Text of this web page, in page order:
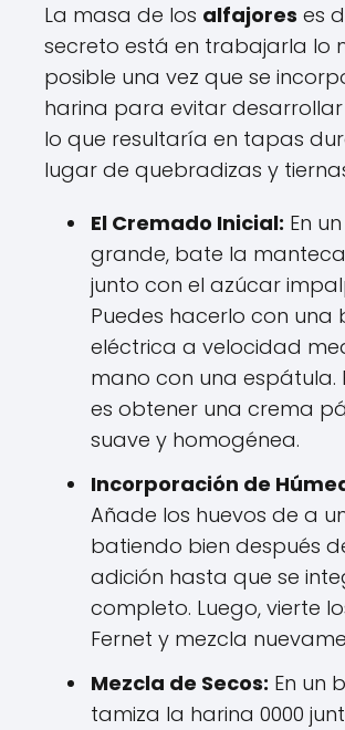
La masa de los alfajores es
secreto está en trabajarla lo
posible una vez que se
harina para evitar desarrollar
lo que resultaría en tapas
lugar de quebradizas y
El Cremado Inicial: En
grande, bate la
junto con el azúcar
Puedes hacerlo con una
eléctrica a velocidad
mano con una espátula.
es obtener una crema
suave y homogénea.
Incorporación de
Añade los huevos de a
batiendo bien después
adición hasta que se
completo. Luego, vierte
Fernet y mezcla
Mezcla de Secos: En un
tamiza la harina 0000